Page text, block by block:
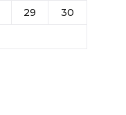
29
30